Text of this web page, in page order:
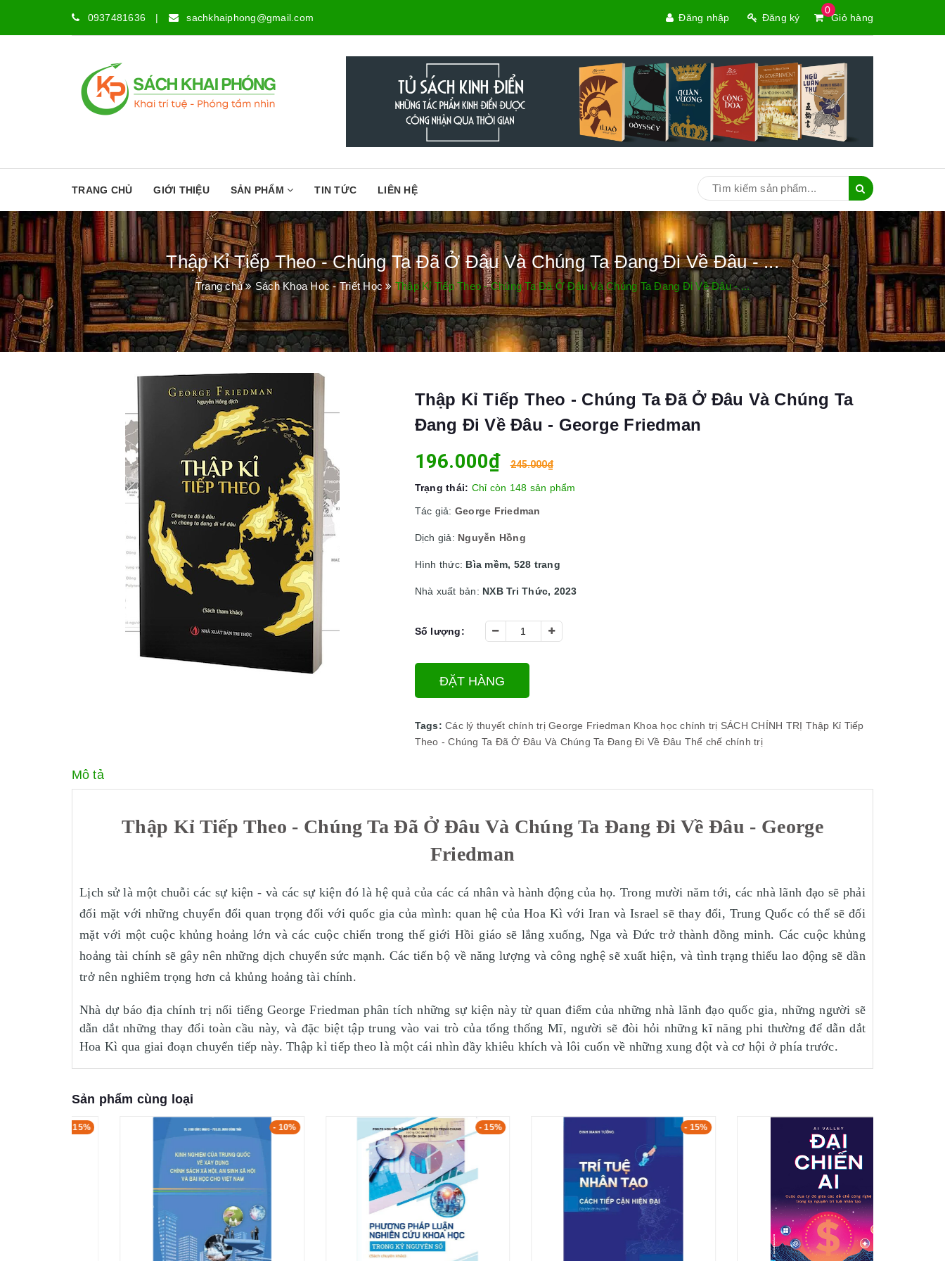
0937481636 | sachkhaiphong@gmail.com
0
Giỏ hàng
Đăng nhập Đăng ký
TRANG CHỦ GIỚI THIỆU SẢN PHẨM TIN TỨC LIÊN HỆ
Thập Kỉ Tiếp Theo - Chúng Ta Đã Ở Đâu Và Chúng Ta Đang Đi Về Đâu - ...
Trang chủ Sách Khoa Học - Triết Học Thập Kỉ Tiếp Theo - Chúng Ta Đã Ở Đâu Và Chúng Ta Đang Đi Về Đâu - ...
Thập Kỉ Tiếp Theo - Chúng Ta Đã Ở Đâu Và Chúng Ta
Đang Đi Về Đâu - George Friedman
196.000₫ 245.000₫
Trạng thái: Chỉ còn 148 sản phẩm
Tác giả: George Friedman
Dịch giả: Nguyễn Hồng
Hình thức: Bìa mềm, 528 trang
Nhà xuất bản: NXB Tri Thức, 2023
Số lượng:
ĐẶT HÀNG
Tags: Các lý thuyết chính trị George Friedman Khoa học chính trị SÁCH CHÍNH TRỊ Thập Kỉ Tiếp
Theo - Chúng Ta Đã Ở Đâu Và Chúng Ta Đang Đi Về Đâu Thể chế chính trị
Mô tả
Thập Kỉ Tiếp Theo - Chúng Ta Đã Ở Đâu Và Chúng Ta Đang Đi Về Đâu - George
Friedman
Lịch sử là một chuỗi các sự kiện - và các sự kiện đó là hệ quả của các cá nhân và hành động của họ. Trong mười năm tới, các nhà lãnh đạo sẽ phải
đối mặt với những chuyển đổi quan trọng đối với quốc gia của mình: quan hệ của Hoa Kì với Iran và Israel sẽ thay đổi, Trung Quốc có thể sẽ đối
mặt với một cuộc khủng hoảng lớn và các cuộc chiến trong thế giới Hồi giáo sẽ lắng xuống, Nga và Đức trở thành đồng minh. Các cuộc khủng
hoảng tài chính sẽ gây nên những dịch chuyển sức mạnh. Các tiến bộ về năng lượng và công nghệ sẽ xuất hiện, và tình trạng thiếu lao động sẽ dần
trở nên nghiêm trọng hơn cả khủng hoảng tài chính.
Nhà dự báo địa chính trị nổi tiếng George Friedman phân tích những sự kiện này từ quan điểm của những nhà lãnh đạo quốc gia, những người sẽ
dẫn dắt những thay đổi toàn cầu này, và đặc biệt tập trung vào vai trò của tổng thống Mĩ, người sẽ đòi hỏi những kĩ năng phi thường để dẫn dắt
Hoa Kì qua giai đoạn chuyển tiếp này. Thập kỉ tiếp theo là một cái nhìn đầy khiêu khích và lôi cuốn về những xung đột và cơ hội ở phía trước.
Sản phẩm cùng loại
- 10% - 15% - 15%